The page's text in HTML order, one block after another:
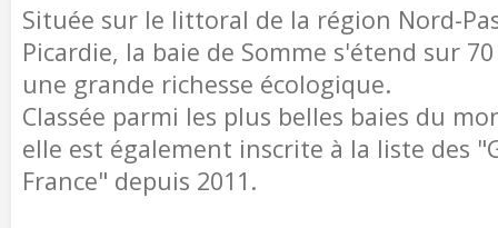
Située sur le littoral de la région Nord-
Picardie, la baie de Somme s'étend sur
une grande richesse écologique.
Classée parmi les plus belles baies du
elle est également inscrite à la liste des
France" depuis 2011.